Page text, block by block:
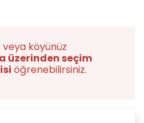
köyünüz
üzerinden seçim
öğrenebilirsiniz.